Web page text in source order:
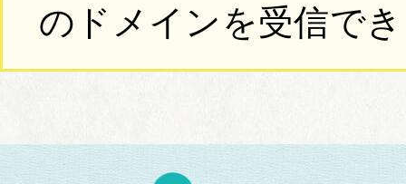
のドメインを受信で